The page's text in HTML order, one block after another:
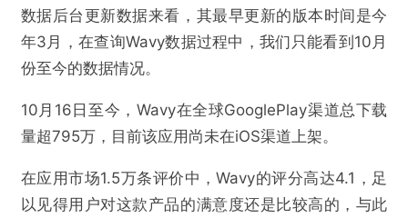
数据后台更新数据来看，其最早更新的版本时间是今
年3月，在查询Wavy数据过程中，我们只能看到10月
份至今的数据情况。
10月16日至今，Wavy在全球GooglePlay渠道总下载
量超795万，目前该应用尚未在iOS渠道上架。
在应用市场1.5万条评价中，Wavy的评分高达4.1，足
以见得用户对这款产品的满意度还是比较高的，与此